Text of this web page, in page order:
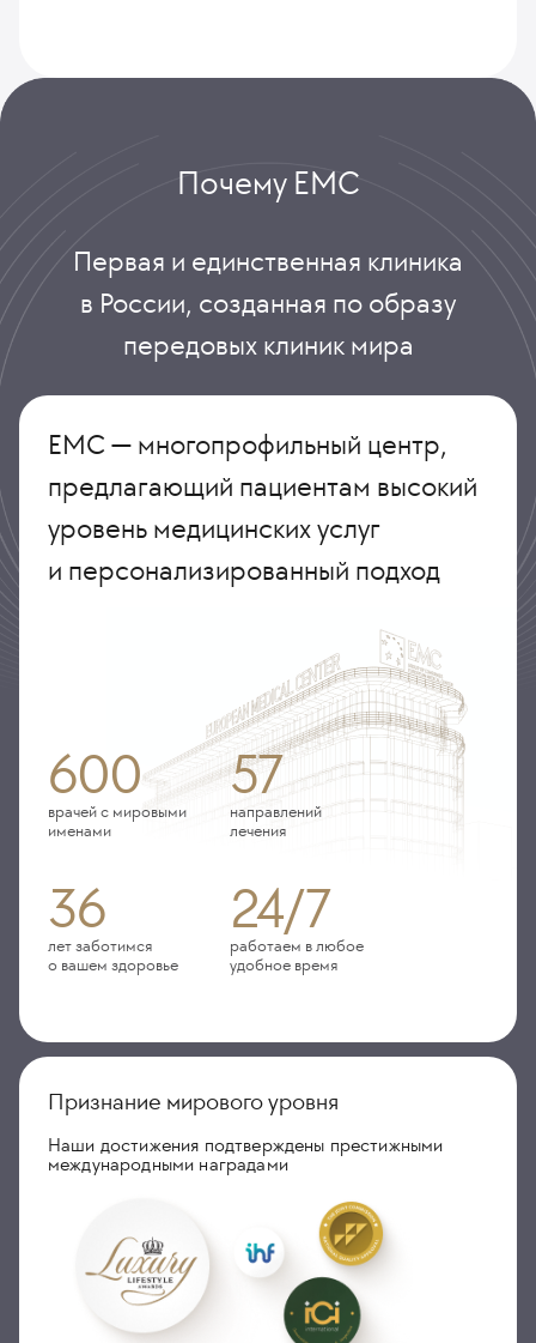
Почему ЕМС
Первая и единственная клиника
в России, созданная по образу
передовых клиник мира
ЕМС — многопрофильный центр,
предлагающий пациентам высокий
уровень медицинских услуг
и персонализированный подход
600
врачей с мировыми
именами
57
направлений
лечения
36
лет заботимся
о вашем здоровье
24/7
работаем в любое
удобное время
Признание мирового уровня
Наши достижения подтверждены престижными
международными наградами